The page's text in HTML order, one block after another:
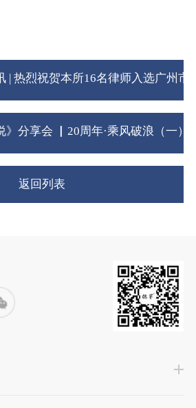
| 热烈祝贺本所16名律师入选广州
》分享会 ▏20周年·乘风破浪（一）
返回列表